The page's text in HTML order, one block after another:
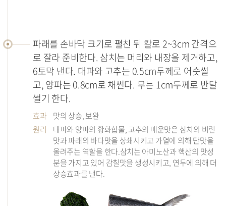
파래를 손바닥 크기로 펼친 뒤 칼로 2~3cm 간격으
로 잘라 준비한다. 삼치는 머리와 내장을 제거하고,
6토막 낸다. 대파와 고추는 0.5cm두께로 어슷썰
고, 양파는 0.8cm로 채썬다. 무는 1cm두께로 반달
썰기 한다.
효과
맛의 상승, 보완
원리
대파와 양파의 황화합물, 고추의 매운맛은 삼치의 비린
맛과 파래의 바다맛을 상쇄시키고 가열에 의해 단맛을
올려주는 역할을 한다.삼치는 아미노산과 핵산의 맛성
분을 가지고 있어 감칠맛을 생성시키고, 연두에 의해 더
상승효과를 낸다.